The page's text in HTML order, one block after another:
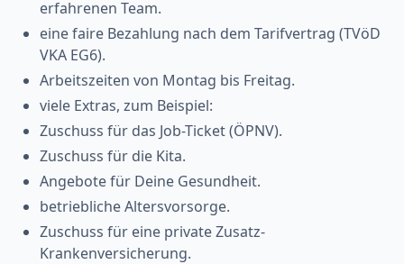
erfahrenen Team.
eine faire Bezahlung nach dem Tarifvertrag (TVöD
VKA EG6).
Arbeitszeiten von Montag bis Freitag.
viele Extras, zum Beispiel:
Zuschuss für das Job-Ticket (ÖPNV).
Zuschuss für die Kita.
Angebote für Deine Gesundheit.
betriebliche Altersvorsorge.
Zuschuss für eine private Zusatz-
Krankenversicherung.